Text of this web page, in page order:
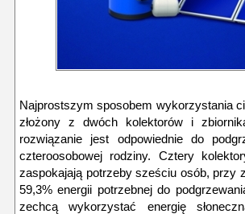
Najprostszym sposobem wykorzystania
złożony z dwóch kolektorów i
rozwiązanie jest odpowiednie do
czteroosobowej rodziny. Cztery
zaspokajają potrzeby sześciu osób, przy
59,3% energii potrzebnej do
zechcą wykorzystać energię